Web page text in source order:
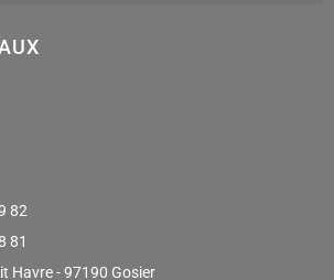
82
81
Havre - 97190 Gosier